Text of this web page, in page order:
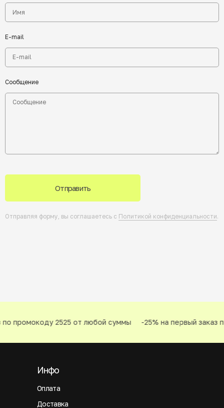
E-mail
Сообщение
Отправить
Отправляя форму, вы соглашаетесь с Политикой конфиденциальности.
промокоду 2525 от любой суммы -25% на первый заказ
Оплата
Инфо
Доставка